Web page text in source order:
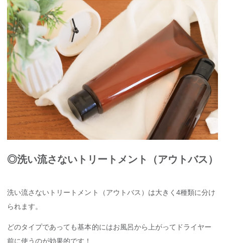
◎洗い流さないトリートメント（アウトバス）
洗い流さないトリートメント（アウトバス）は大きく4種類に分け
られます。
どのタイプであっても基本的にはお風呂から上がってドライヤー
前に使うのが効果的です！